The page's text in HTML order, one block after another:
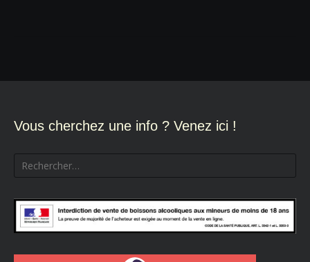
Vous cherchez une info ? Venez ici !
Rechercher :